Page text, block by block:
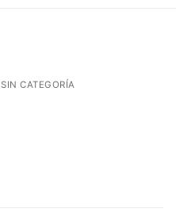
SIN CATEGORÍA